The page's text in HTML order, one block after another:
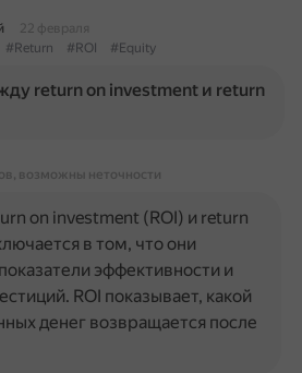
22 февраля
#Return #ROI #Equity
return on investment и return
возможны неточности
on investment (ROI) и return
в том, что они
эффективности и
ROI показывает, какой
денег возвращается после